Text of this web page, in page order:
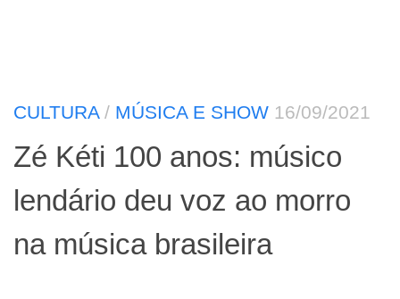
CULTURA/ MÚSICA E SHOW 16/09/2021
Zé Kéti 100 anos: músico
lendário deu voz ao morro
na música brasileira